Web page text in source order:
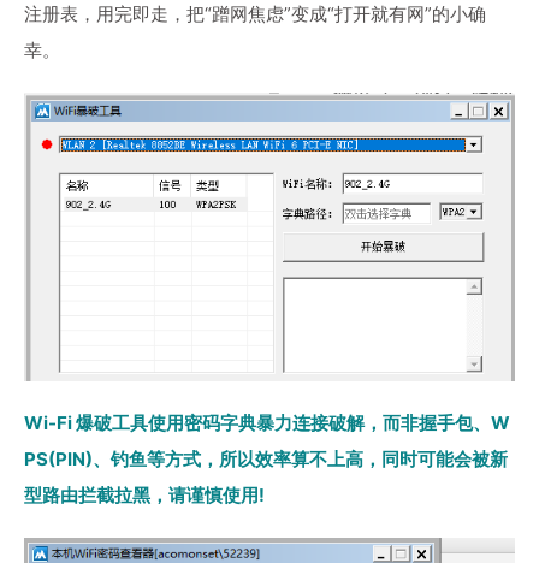
注册表，用完即走，把“蹭网焦虑”变成“打开就有网”的小确
幸。
Wi-Fi 爆破工具使用密码字典暴力连接破解，而非握手包、W
PS(PIN)、钓鱼等方式，所以效率算不上高，同时可能会被新
型路由拦截拉黑，请谨慎使用!